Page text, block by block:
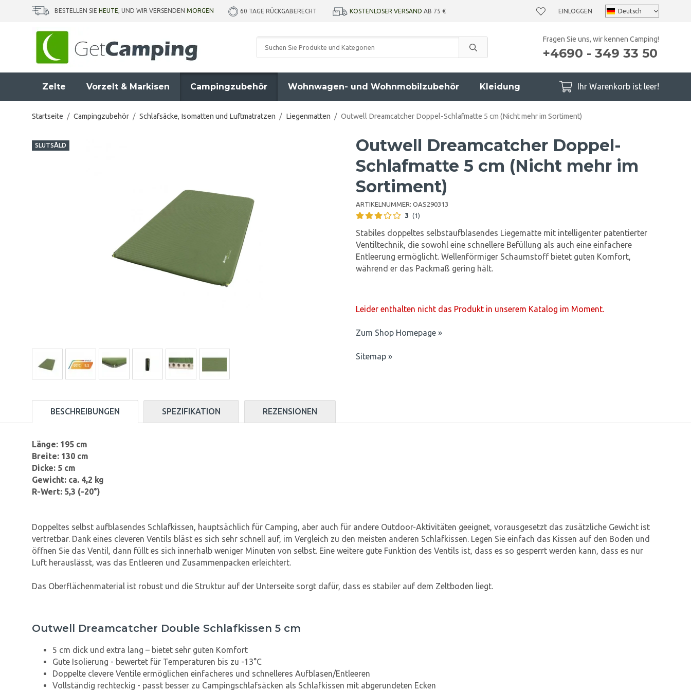
BESTELLEN SIE HEUTE, UND WIR VERSENDEN MORGEN 60 TAGE RÜCKGABERECHT KOSTENLOSER VERSAND AB 75 € EINLOGGEN
Fragen Sie uns, wir kennen Camping!
+4690 - 349 33 50
Zelte Vorzelt & Markisen Campingzubehör Wohnwagen- und Wohnmobilzubehör Kleidung Ihr Warenkorb ist leer!
Startseite / Campingzubehör / Schlafsäcke, Isomatten und Luftmatratzen / Liegenmatten / Outwell Dreamcatcher Doppel-Schlafmatte 5 cm (Nicht mehr im Sortiment)
SLUTSÅLD
Outwell Dreamcatcher Doppel-
Schlafmatte 5 cm (Nicht mehr im
Sortiment)
ARTIKELNUMMER: OAS290313
3 (1)
Stabiles doppeltes selbstaufblasendes Liegematte mit intelligenter patentierter
Ventiltechnik, die sowohl eine schnellere Befüllung als auch eine einfachere
Entleerung ermöglicht. Wellenförmiger Schaumstoff bietet guten Komfort,
während er das Packmaß gering hält.
Leider enthalten nicht das Produkt in unserem Katalog im Moment.
Zum Shop Homepage »
Sitemap »
BESCHREIBUNGEN SPEZIFIKATION REZENSIONEN
Länge: 195 cm
Breite: 130 cm
Dicke: 5 cm
Gewicht: ca. 4,2 kg
R-Wert: 5,3 (-20°)
Doppeltes selbst aufblasendes Schlafkissen, hauptsächlich für Camping, aber auch für andere Outdoor-Aktivitäten geeignet, vorausgesetzt das zusätzliche Gewicht ist
vertretbar. Dank eines cleveren Ventils bläst es sich sehr schnell auf, im Vergleich zu den meisten anderen Schlafkissen. Legen Sie einfach das Kissen auf den Boden und
öffnen Sie das Ventil, dann füllt es sich innerhalb weniger Minuten von selbst. Eine weitere gute Funktion des Ventils ist, dass es so gesperrt werden kann, dass es nur
Luft herauslässt, was das Entleeren und Zusammenpacken erleichtert.
Das Oberflächenmaterial ist robust und die Struktur auf der Unterseite sorgt dafür, dass es stabiler auf dem Zeltboden liegt.
Outwell Dreamcatcher Double Schlafkissen 5 cm
5 cm dick und extra lang – bietet sehr guten Komfort
Gute Isolierung - bewertet für Temperaturen bis zu -13°C
Doppelte clevere Ventile ermöglichen einfacheres und schnelleres Aufblasen/Entleeren
Vollständig rechteckig - passt besser zu Campingschlafsäcken als Schlafkissen mit abgerundeten Ecken